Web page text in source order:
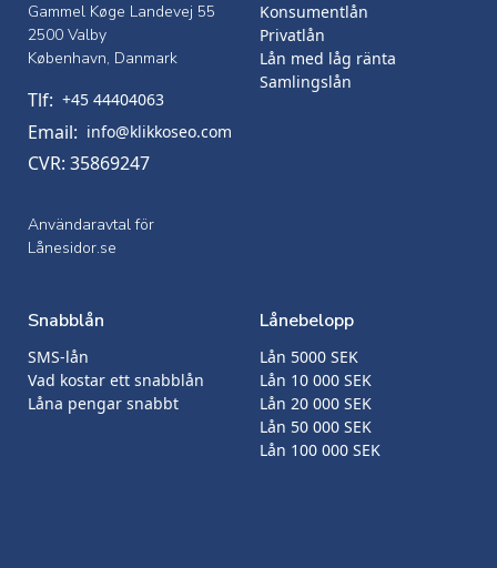
Gammel Køge Landevej 55
2500 Valby
København, Danmark
Tlf: +45 44404063
Email: info@klikkoseo.com
CVR: 35869247
Användaravtal för
Lånesidor.se
Konsumentlån
Privatlån
Lån med låg ränta
Samlingslån
Snabblån
SMS-lån
Vad kostar ett snabblån
Låna pengar snabbt
Lånebelopp
Lån 5000 SEK
Lån 10 000 SEK
Lån 20 000 SEK
Lån 50 000 SEK
Lån 100 000 SEK